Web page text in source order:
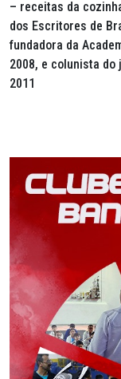
– receitas da
dos Escritores de
fundadora da
2008, e colunista do
2011